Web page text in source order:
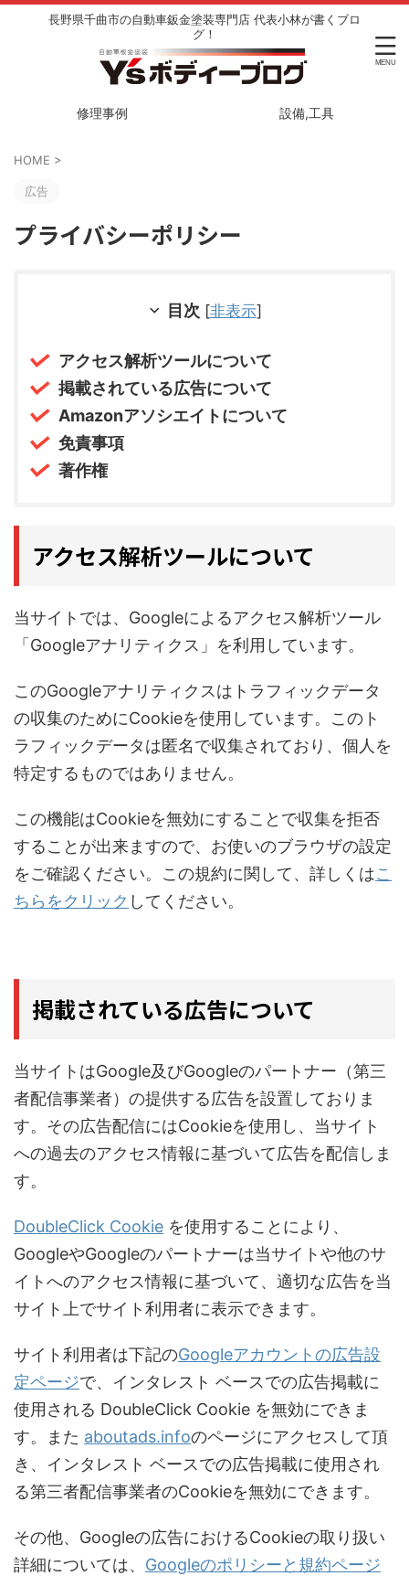
長野県千曲市の自動車鈑金塗装専門店 代表小林が書くブロ
グ！
修理事例 設備,工具
HOME >
広告
プライバシーポリシー
目次 [非表示]
アクセス解析ツールについて
掲載されている広告について
Amazonアソシエイトについて
免責事項
著作権
アクセス解析ツールについて
当サイトでは、Googleによるアクセス解析ツール
「Googleアナリティクス」を利用しています。
このGoogleアナリティクスはトラフィックデータ
の収集のためにCookieを使用しています。このト
ラフィックデータは匿名で収集されており、個人を
特定するものではありません。
この機能はCookieを無効にすることで収集を拒否
することが出来ますので、お使いのブラウザの設定
をご確認ください。この規約に関して、詳しくはこ
ちらをクリック してください。
掲載されている広告について
当サイトはGoogle及びGoogleのパートナー（第三
者配信事業者）の提供する広告を設置しておりま
す。その広告配信にはCookieを使用し、当サイト
への過去のアクセス情報に基づいて広告を配信しま
す。
DoubleClick Cookie を使用することにより、
GoogleやGoogleのパートナーは当サイトや他のサ
イトへのアクセス情報に基づいて、適切な広告を当
サイト上でサイト利用者に表示できます。
サイト利用者は下記のGoogleアカウントの広告設
定ページで、インタレスト ベースでの広告掲載に
使用される DoubleClick Cookie を無効にできま
す。また aboutads.infoのページにアクセスして頂
き、インタレスト ベースでの広告掲載に使用され
る第三者配信事業者のCookieを無効にできます。
その他、Googleの広告におけるCookieの取り扱い
詳細については、 Googleのポリシーと規約ページ